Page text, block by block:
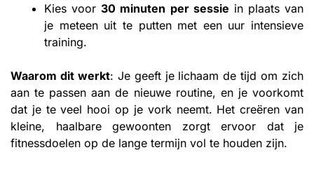
Kies voor30 minuten per sessie in plaats van
je meteen uit te putten met een uur intensieve
training.
Waarom dit werkt: Je geeft je lichaam de tijd om zich
aan te passen aan de nieuwe routine, en je voorkomt
dat je te veel hooi op je vork neemt. Het creëren van
kleine, haalbare gewoonten zorgt ervoor dat je
fitnessdoelen op de lange termijn vol te houden zijn.